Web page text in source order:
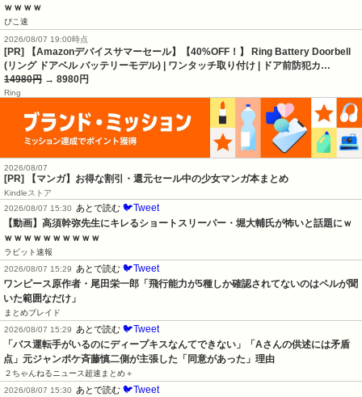
ｗｗｗｗ
ぴこ速
2026/08/07 19:00時点
[PR] 【Amazonデバイスサマーセール】【40%OFF！】 Ring Battery Doorbell
(リング ドアベル バッテリーモデル) | ワンタッチ取り付け | ドア前防犯カ…
14980円 → 8980円
Ring
2026/08/07
[PR] 【マンガ】お得な割引・還元セール中の少女マンガ本まとめ
Kindleストア
2026/08/07 15:30
あとで読む 🐦Tweet
【動画】高須幹弥先生にキレるショートスリーパー・堀大輔氏が怖いと話題にｗ
ｗｗｗｗｗｗｗｗｗｗ
ラビット速報
2026/08/07 15:29
あとで読む 🐦Tweet
ワンピース原作者・尾田栄一郎「飛行能力が5種しか確認されてないのはペルが聞
いた範囲なだけ」
まとめブレイド
2026/08/07 15:29
あとで読む 🐦Tweet
「バス運転手がいるのにディープキスなんてできない」「Aさんの供述には矛盾
点」元ジャンポケ斉藤慎二側が主張した「同意があった」理由
２ちゃんねるニュース超速まとめ＋
2026/08/07 15:30
あとで読む 🐦Tweet